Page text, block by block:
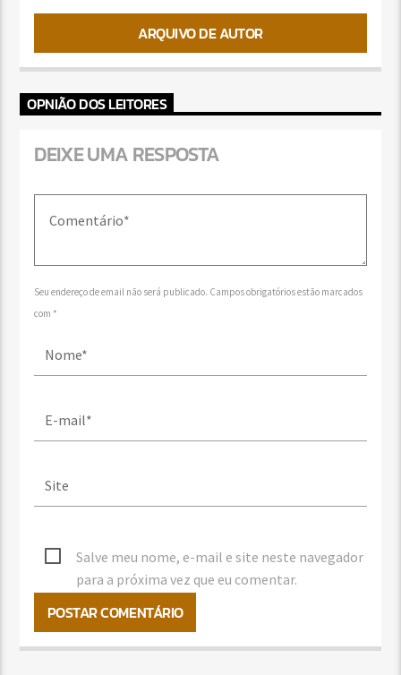
ARQUIVO DE AUTOR
OPNIÃO DOS LEITORES
DEIXE UMA RESPOSTA
Seu endereço de email não será publicado. Campos obrigatórios estão marcados
com *
Salve meu nome, e-mail e site neste navegador
para a próxima vez que eu comentar.